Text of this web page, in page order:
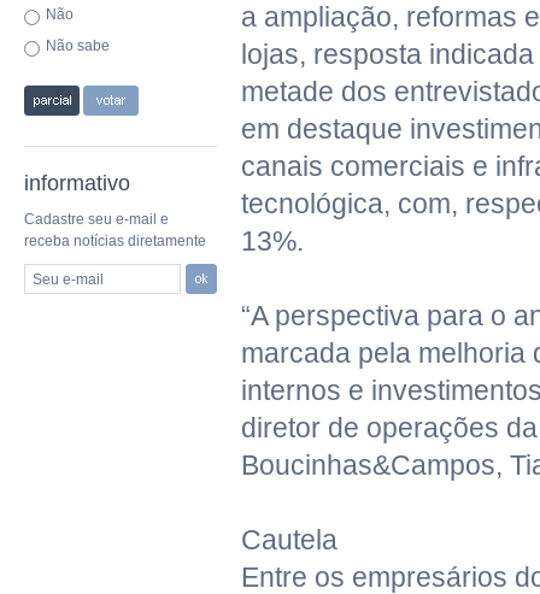
Não
Não sabe
informativo
Cadastre seu e-mail e
receba notícias diretamente
Seu e-mail
a ampliação, reformas
lojas, resposta
metade dos
em destaque
canais comerciais e
tecnológica, com,
13%.
“A perspectiva para o
marcada pela melhoria
internos e
diretor de operações da
Boucinhas&Campos,
Cautela
Entre os empresários